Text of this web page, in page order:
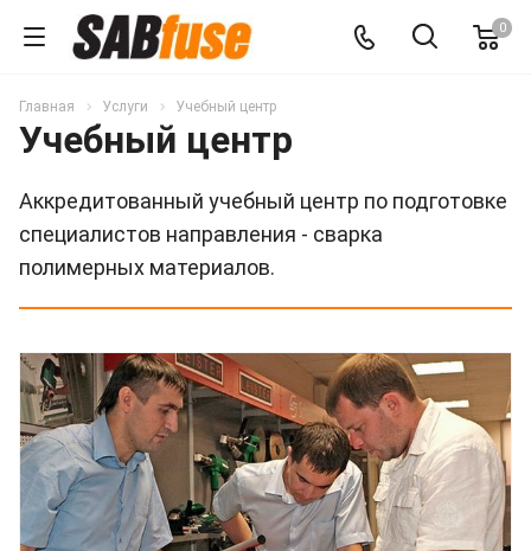
0
Главная Услуги Учебный центр
Учебный центр
Аккредитованный учебный центр по подготовке
специалистов направления - сварка
полимерных материалов.